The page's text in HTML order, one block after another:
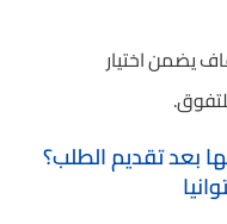
يضمن اختيار
بعد تقديم الطلب؟